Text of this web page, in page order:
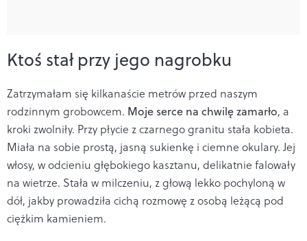
Ktoś stał przy jego nagrobku
Zatrzymałam się kilkanaście metrów przed naszym
rodzinnym grobowcem. Moje serce na chwilę zamarło, a
kroki zwolniły. Przy płycie z czarnego granitu stała kobieta.
Miała na sobie prostą, jasną sukienkę i ciemne okulary. Jej
włosy, w odcieniu głębokiego kasztanu, delikatnie falowały
na wietrze. Stała w milczeniu, z głową lekko pochyloną w
dół, jakby prowadziła cichą rozmowę z osobą leżącą pod
ciężkim kamieniem.